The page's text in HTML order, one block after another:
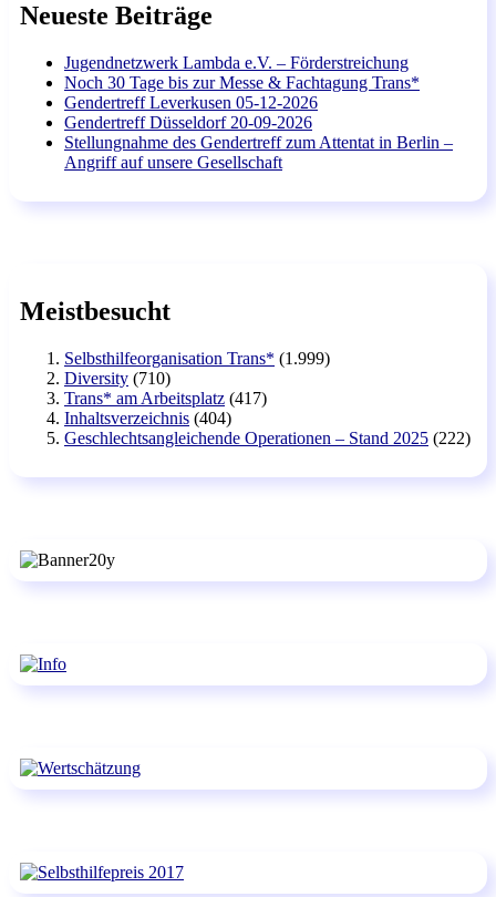
Neueste Beiträge
Jugendnetzwerk Lambda e.V. – Förderstreichung
Noch 30 Tage bis zur Messe & Fachtagung Trans*
Gendertreff Leverkusen 05-12-2026
Gendertreff Düsseldorf 20-09-2026
Stellungnahme des Gendertreff zum Attentat in Berlin –
Angriff auf unsere Gesellschaft
Meistbesucht
Selbsthilfeorganisation Trans* (1.999)
Diversity (710)
Trans* am Arbeitsplatz (417)
Inhaltsverzeichnis (404)
Geschlechtsangleichende Operationen – Stand 2025 (222)